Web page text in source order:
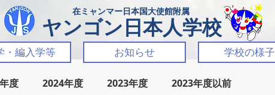
​ヤンゴン日本人学校
​在ミャンマー日本国大使館附属
・編入学等 お知らせ 学校の様子
度 2024年度 2023年度 2023年度以前